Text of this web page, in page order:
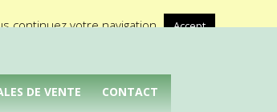
A propos de Médical Promotion
DE VENTE CONTACT
continuez votre navigation. Accept